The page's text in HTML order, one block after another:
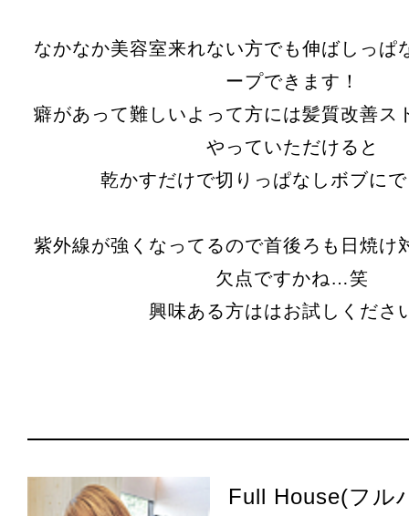
なかなか美容室来れない方でも伸ばしっぱ
ープできます！
癖があって難しいよって方には髪質改善ス
やっていただけると
乾かすだけで切りっぱなしボブに
紫外線が強くなってるので首後ろも日焼け
欠点ですかね…笑
興味ある方ははお試しくださ
Full House(フル